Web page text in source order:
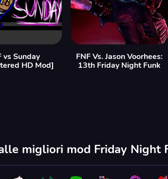
vs Sunday
HD Mod]
FNF Vs. Jason Voorhees:
13th Friday Night Funk
migliori mod Friday Night